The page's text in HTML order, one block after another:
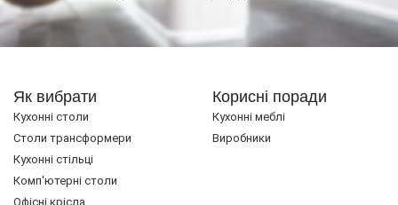
Як вибрати
Кухонні столи
Cтоли трансформери
Кухонні стільці
Комп'ютерні столи
Офісні крісла
Корисні поради
Кухонні меблі
Виробники